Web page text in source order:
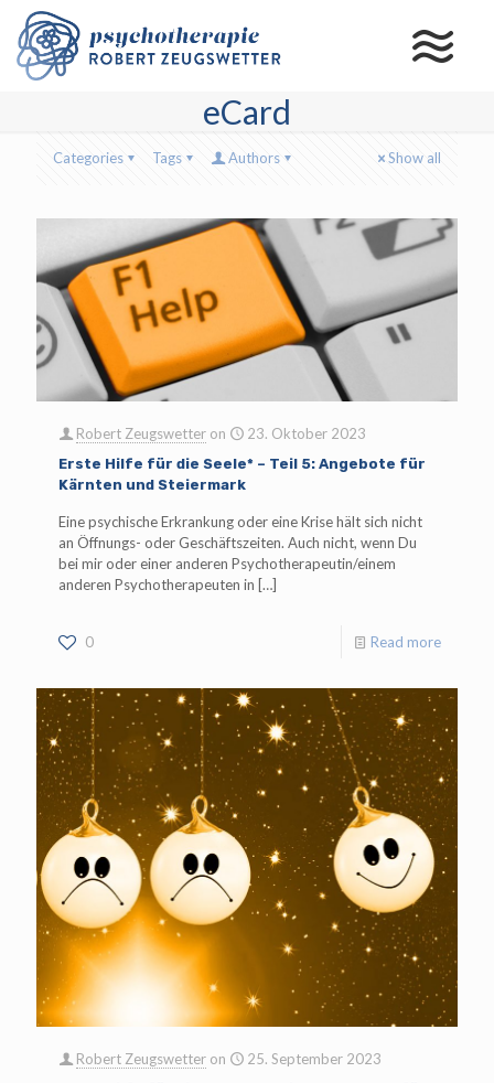
eCard
Categories Tags Authors Show all
Robert Zeugswetter on 23. Oktober 2023
Erste Hilfe für die Seele* – Teil 5: Angebote für
Kärnten und Steiermark
Eine psychische Erkrankung oder eine Krise hält sich nicht
an Öffnungs- oder Geschäftszeiten. Auch nicht, wenn Du
bei mir oder einer anderen Psychotherapeutin/einem
anderen Psychotherapeuten in […]
0 Read more
Robert Zeugswetter on 25. September 2023